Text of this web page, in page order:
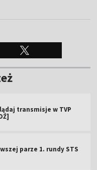
transmisje w TVP
parze 1. rundy STS